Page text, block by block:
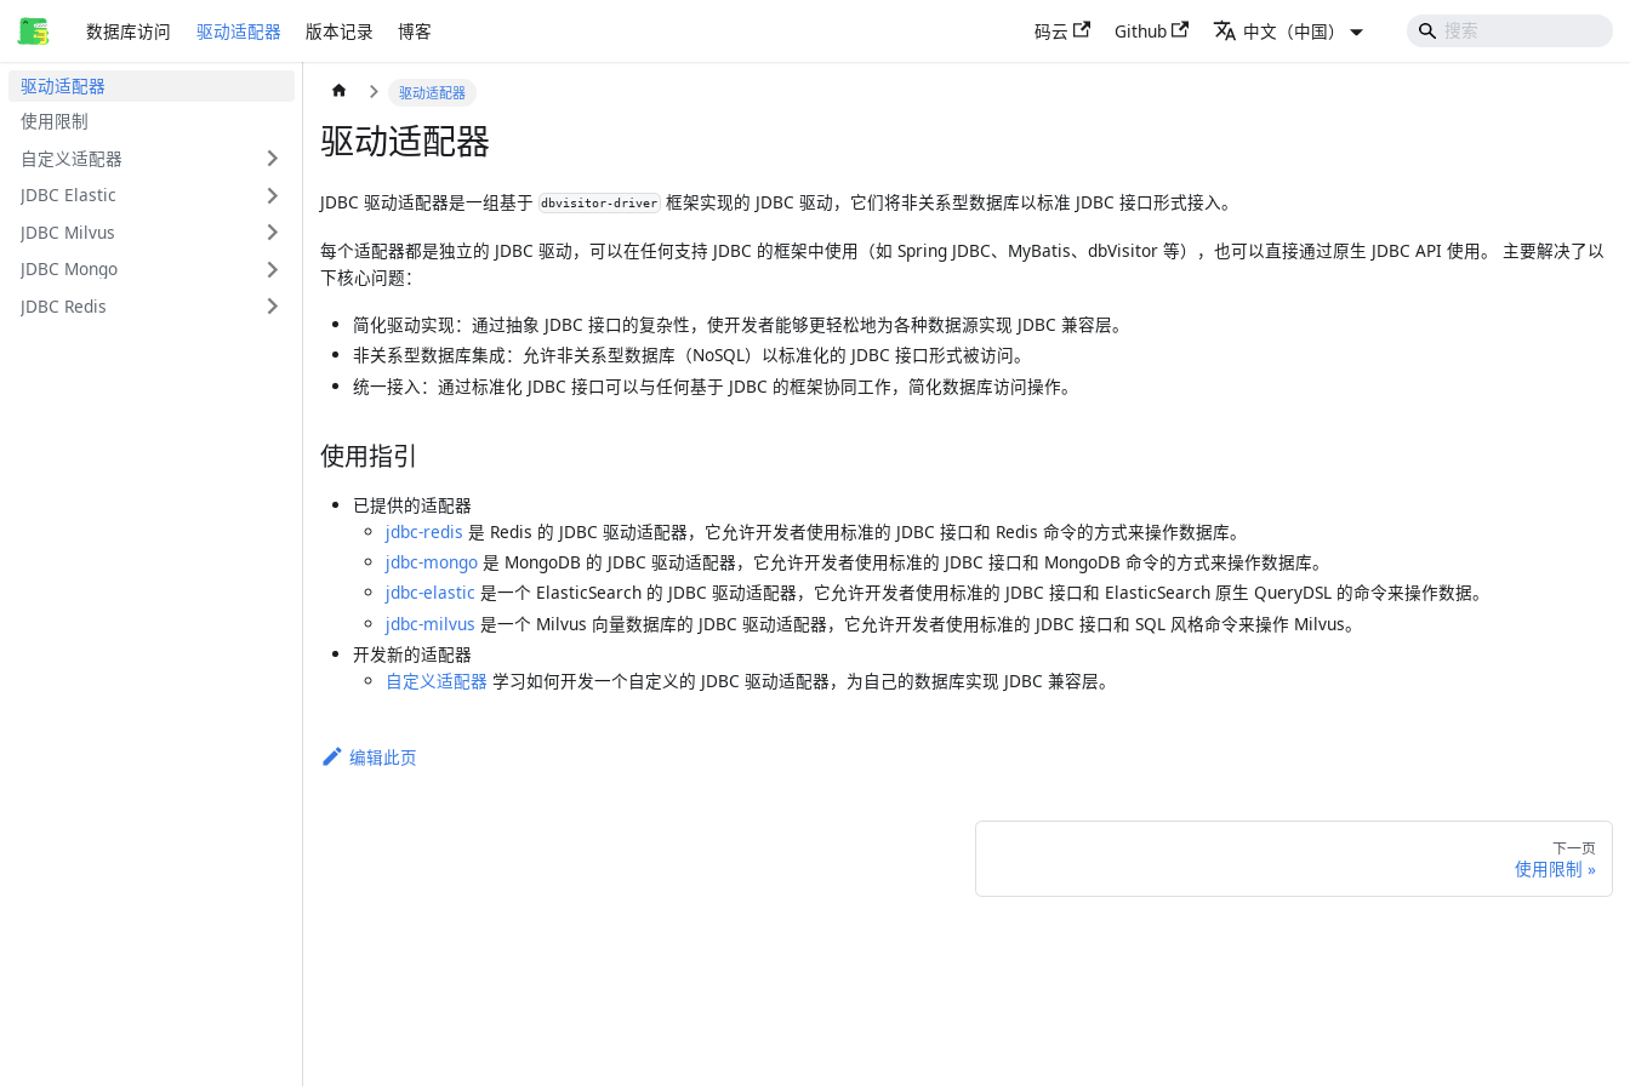
数据库访问 驱动适配器 版本记录 博客 码云 Github 中文（中国）
驱动适配器
使用限制
自定义适配器
JDBC Elastic
JDBC Milvus
JDBC Mongo
JDBC Redis
驱动适配器
驱动适配器
JDBC 驱动适配器是一组基于 dbvisitor-driver 框架实现的 JDBC 驱动，它们将非关系型数据库以标准 JDBC 接口形式接入。
每个适配器都是独立的 JDBC 驱动，可以在任何支持 JDBC 的框架中使用（如 Spring JDBC、MyBatis、dbVisitor 等），也可以直接通过原生 JDBC API 使用。 主要解决了以
下核心问题：
简化驱动实现：通过抽象 JDBC 接口的复杂性，使开发者能够更轻松地为各种数据源实现 JDBC 兼容层。
非关系型数据库集成：允许非关系型数据库（NoSQL）以标准化的 JDBC 接口形式被访问。
统一接入：通过标准化 JDBC 接口可以与任何基于 JDBC 的框架协同工作，简化数据库访问操作。
使用指引
已提供的适配器
jdbc-redis 是 Redis 的 JDBC 驱动适配器，它允许开发者使用标准的 JDBC 接口和 Redis 命令的方式来操作数据库。
jdbc-mongo是 MongoDB 的 JDBC 驱动适配器，它允许开发者使用标准的 JDBC 接口和 MongoDB 命令的方式来操作数据库。
jdbc-elastic 是一个 ElasticSearch 的 JDBC 驱动适配器，它允许开发者使用标准的 JDBC 接口和 ElasticSearch 原生 QueryDSL 的命令来操作数据。
jdbc-milvus 是一个 Milvus 向量数据库的 JDBC 驱动适配器，它允许开发者使用标准的 JDBC 接口和 SQL 风格命令来操作 Milvus。
开发新的适配器
自定义适配器 学习如何开发一个自定义的 JDBC 驱动适配器，为自己的数据库实现 JDBC 兼容层。
编辑此页
下一页
使用限制